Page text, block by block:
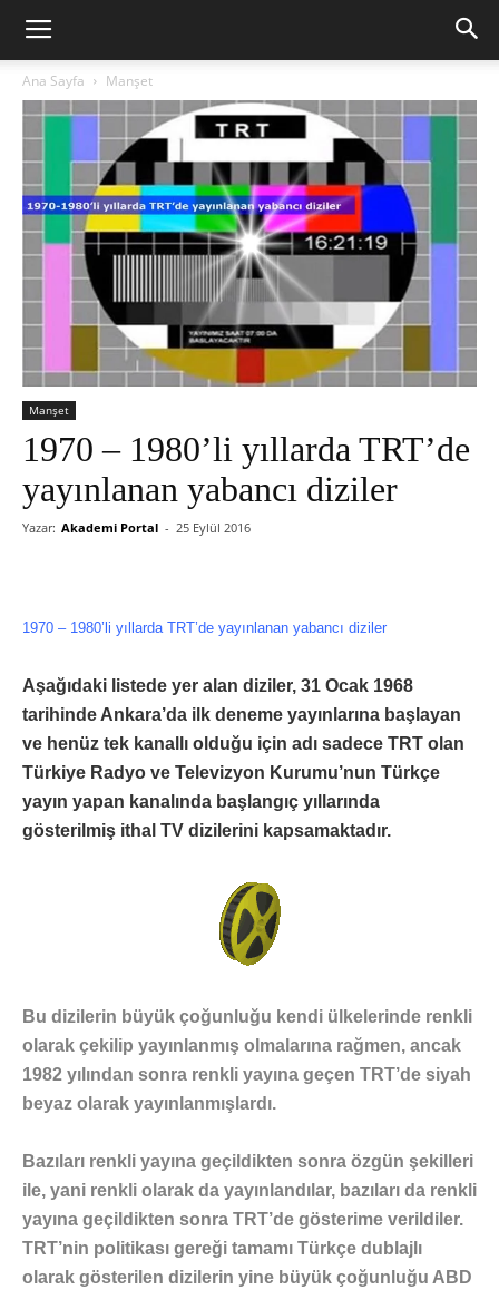
Ana Sayfa Manşet
Manşet
1970 – 1980’li yıllarda TRT’de
yayınlanan yabancı diziler
Yazar: Akademi Portal - 25 Eylül 2016
1970 – 1980’li yıllarda TRT’de yayınlanan yabancı diziler
Aşağıdaki listede yer alan diziler, 31 Ocak 1968
tarihinde Ankara’da ilk deneme yayınlarına başlayan
ve henüz tek kanallı olduğu için adı sadece TRT olan
Türkiye Radyo ve Televizyon Kurumu’nun Türkçe
yayın yapan kanalında başlangıç yıllarında
gösterilmiş ithal TV dizilerini kapsamaktadır.
Bu dizilerin büyük çoğunluğu kendi ülkelerinde renkli
olarak çekilip yayınlanmış olmalarına rağmen, ancak
1982 yılından sonra renkli yayına geçen TRT’de siyah
beyaz olarak yayınlanmışlardı.
Bazıları renkli yayına geçildikten sonra özgün şekilleri
ile, yani renkli olarak da yayınlandılar, bazıları da renkli
yayına geçildikten sonra TRT’de gösterime verildiler.
TRT’nin politikası gereği tamamı Türkçe dublajlı
olarak gösterilen dizilerin yine büyük çoğunluğu ABD